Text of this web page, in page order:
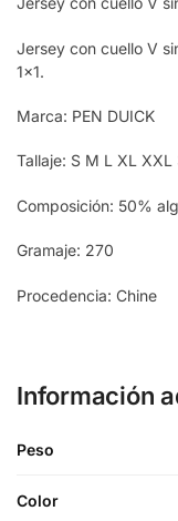
Jersey con cuello V
1×1.
Marca: PEN DUICK
Tallaje: S M L XL
Composición: 50%
Gramaje: 270
Procedencia: Chine
Información
Peso
Color